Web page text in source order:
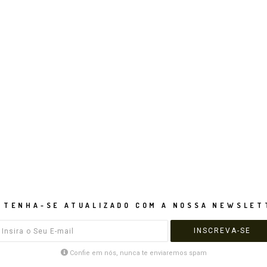
SE ATUALIZADO COM A NOSSA
Confie em nós, nunca te enviaremos spam